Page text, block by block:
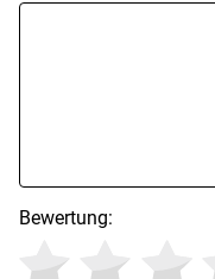
Bewertung: